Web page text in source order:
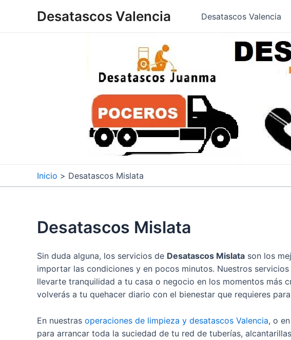
Desatascos Valencia Desatascos Valencia
Inicio Desatascos Mislata
Desatascos Mislata
Sin duda alguna, los servicios de Desatascos Mislata son los
importar las condiciones y en pocos minutos. Nuestros
llevarte tranquilidad a tu casa o negocio en los momentos más
volverás a tu quehacer diario con el bienestar que requieres
En nuestras operaciones de limpieza y desatascos Valencia, o en
para arrancar toda la suciedad de tu red de tuberías,